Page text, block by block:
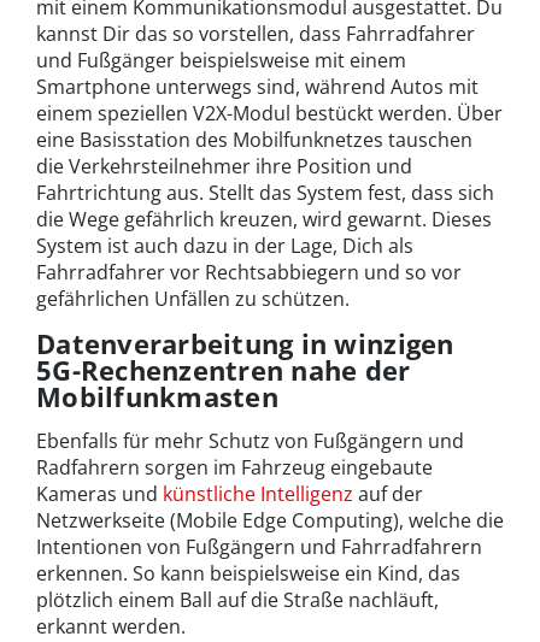
mit einem Kommunikationsmodul ausgestattet. Du
kannst Dir das so vorstellen, dass Fahrradfahrer
und Fußgänger beispielsweise mit einem
Smartphone unterwegs sind, während Autos mit
einem speziellen V2X-Modul bestückt werden. Über
eine Basisstation des Mobilfunknetzes tauschen
die Verkehrsteilnehmer ihre Position und
Fahrtrichtung aus. Stellt das System fest, dass sich
die Wege gefährlich kreuzen, wird gewarnt. Dieses
System ist auch dazu in der Lage, Dich als
Fahrradfahrer vor Rechtsabbiegern und so vor
gefährlichen Unfällen zu schützen.
Datenverarbeitung in winzigen
5G-Rechenzentren nahe der
Mobilfunkmasten
Ebenfalls für mehr Schutz von Fußgängern und
Radfahrern sorgen im Fahrzeug eingebaute
Kameras und künstliche Intelligenz auf der
Netzwerkseite (Mobile Edge Computing), welche die
Intentionen von Fußgängern und Fahrradfahrern
erkennen. So kann beispielsweise ein Kind, das
plötzlich einem Ball auf die Straße nachläuft,
erkannt werden.